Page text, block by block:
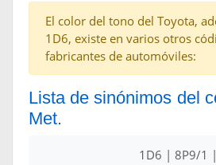
El color del tono del Toyota,
1D6, existe en varios otros
fabricantes de automóviles:
Lista de sinónimos del
Met.
1D6 | 8P9/1 |